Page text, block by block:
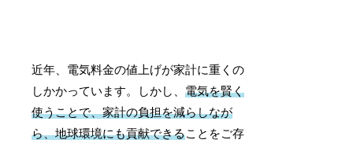
近年、電気料金の値上げが家計に重くの
しかかっています。しかし、電気を賢く
使うことで、家計の負担を減らしなが
ら、地球環境にも貢献できることをご存